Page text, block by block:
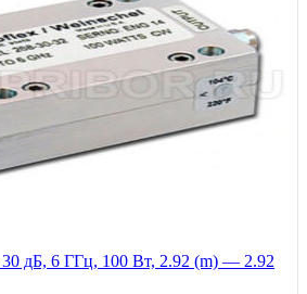
30 дБ, 6 ГГц, 100 Вт, 2.92 (m) — 2.92